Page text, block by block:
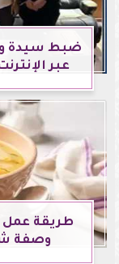
ضبط سيدة
عبر
طريقة عمل
وصفة